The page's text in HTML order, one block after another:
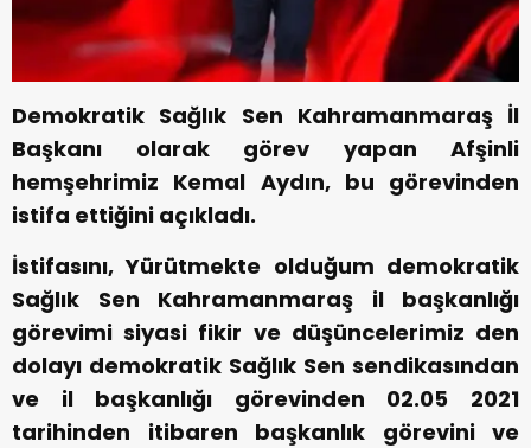
Demokratik Sağlık Sen Kahramanmaraş İl
Başkanı olarak görev yapan Afşinli
hemşehrimiz Kemal Aydın, bu görevinden
istifa ettiğini açıkladı.
İstifasını, Yürütmekte olduğum demokratik
Sağlık Sen Kahramanmaraş il başkanlığı
görevimi siyasi fikir ve düşüncelerimiz den
dolayı demokratik Sağlık Sen sendikasından
ve il başkanlığı görevinden 02.05 2021
tarihinden itibaren başkanlık görevini ve